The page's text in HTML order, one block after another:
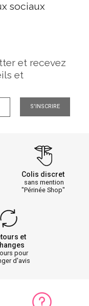
sociaux
et recevez
et
S'INSCRIRE
Colis discret
sans mention
"Périnée Shop"
et
pour
d'avis